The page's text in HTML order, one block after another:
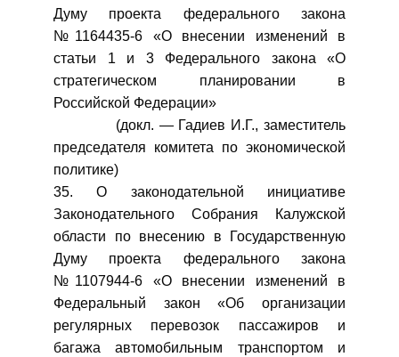
Думу проекта федерального закона
№1164435-6 «О внесении изменений в
статьи 1 и 3 Федерального закона «О
стратегическом планировании в
Российской Федерации»
(докл. — Гадиев И.Г., заместитель
председателя комитета по экономической
политике)
35. О законодательной инициативе
Законодательного Собрания Калужской
области по внесению в Государственную
Думу проекта федерального закона
№1107944-6 «О внесении изменений в
Федеральный закон «Об организации
регулярных перевозок пассажиров и
багажа автомобильным транспортом и